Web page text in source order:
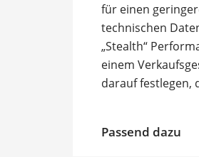
für einen
technischen
„Stealth“
einem
darauf festlegen,
Passend dazu